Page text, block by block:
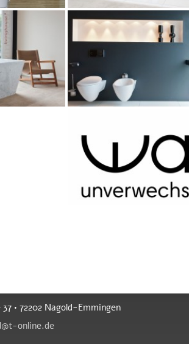
• 72202 Nagold-Emmingen
online.de